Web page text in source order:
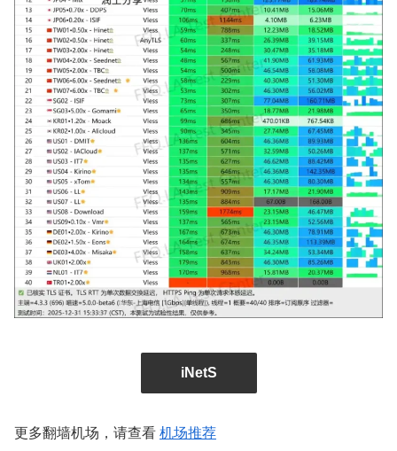
iNetS
更多翻墙机场，请查看 机场推荐